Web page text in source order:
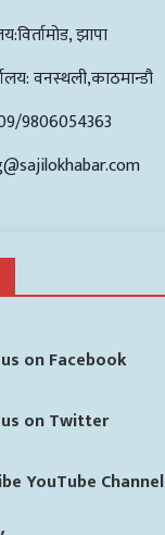
झापा
वनस्थली,काठमान्डौ
9806054363
on Facebook
on Twitter
YouTube Channel